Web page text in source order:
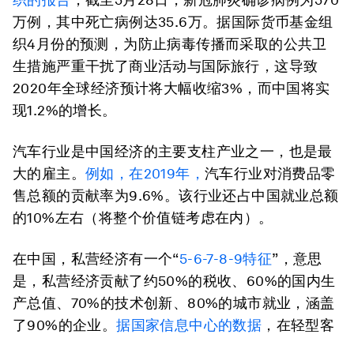
万例，其中死亡病例达35.6万。据国际货币基金组
织4月份的预测，为防止病毒传播而采取的公共卫
生措施严重干扰了商业活动与国际旅行，这导致
2020年全球经济预计将大幅收缩3%，而中国将实
现1.2%的增长。
汽车行业是中国经济的主要支柱产业之一，也是最
大的雇主。 例如，在2019年， 汽车行业对消费品零
售总额的贡献率为9.6%。该行业还占中国就业总额
的10%左右（将整个价值链考虑在内）。
在中国，私营经济有一个“5-6-7-8-9特征”，意思
是，私营经济贡献了约50%的税收、60%的国内生
产总值、70%的技术创新、80%的城市就业，涵盖
了90%的企业。据国家信息中心的数据 ，在轻型客